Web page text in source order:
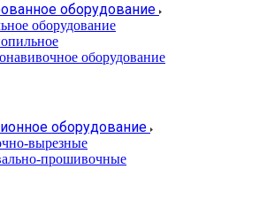
оборудование
оборудование
оборудование
оборудование
вырезные
прошивочные